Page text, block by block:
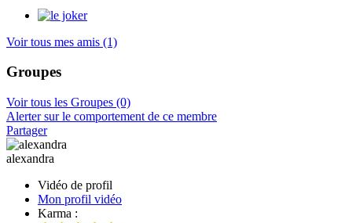
Voir tous mes amis (1)
Groupes
Voir tous les Groupes (0)
Alerter sur le comportement de ce membre
Partager
alexandra
Vidéo de profil
Mon profil vidéo
Karma :